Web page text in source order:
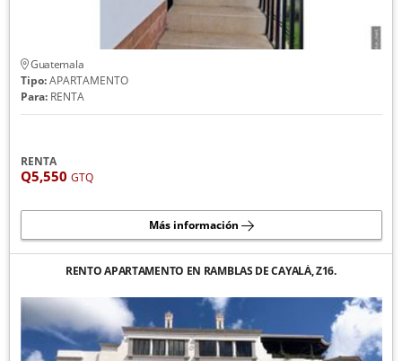
Guatemala
Tipo:APARTAMENTO
Para:RENTA
RENTA
Q5,550 GTQ
Más información
RENTO APARTAMENTO EN RAMBLAS DE CAYALÁ, Z16.